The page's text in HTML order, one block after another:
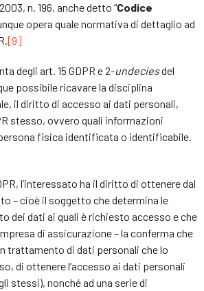
n. 196, anche detto “Codice
opera quale normativa di dettaglio ad
[9]
degli art. 15 GDPR e 2-undeciesdel
possibile ricavare la disciplina
il diritto di accesso ai dati personali,
stesso, ovvero quali informazioni
fisica identificata o identificabile.
l’interessato ha il diritto di ottenere dal
– cioè il soggetto che determina le
dei dati ai quali è richiesto accesso e che
di assicurazione – la conferma che
trattamento di dati personali che lo
di ottenere l’accesso ai dati personali
stessi), nonché ad una serie di